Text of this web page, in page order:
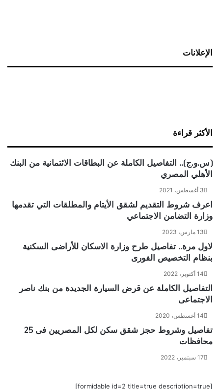
الإعلانات
الأكثر قراءة
(س.و.ج).. التفاصيل الكاملة عن البطاقات الائتمانية من البنك
الأهلي المصري
3 أغسطس، 2021
اعرف شروط التقديم لشقق الأيتام والمطلقات التي تقدمها
وزارة التضامن الاجتماعي
13 مارس، 2023
لاول مرة.. تفاصيل طرح وزارة الاسكان للأراضى السكنية
بنظام التخصيص الفورى
14 أكتوبر، 2022
التفاصيل الكاملة عن قرض السيارة الجديدة من بنك ناصر
الاجتماعى
14 أغسطس، 2020
تفاصيل وشروط حجز شقق سكن لكل المصريين فى 25
محافظات
17 سبتمبر، 2022
[formidable id=2 title=true description=true]